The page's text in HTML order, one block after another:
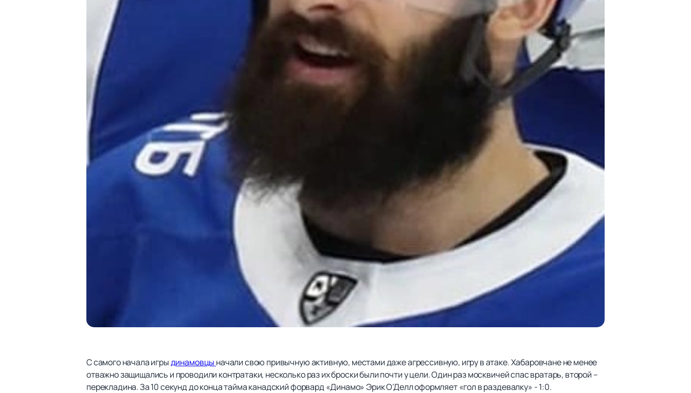
С самого начала игрыдинамовцы начали свою привычную активную, местами даже агрессивную, игру в атаке. Хабаровчане не менее
отважно защищались и проводили контратаки, несколько раз их броски были почти у цели. Один раз москвичей спас вратарь, второй –
перекладина. За 10 секунд до конца тайма канадский форвард «Динамо» Эрик О’Делл оформляет «гол в раздевалку» - 1:0.